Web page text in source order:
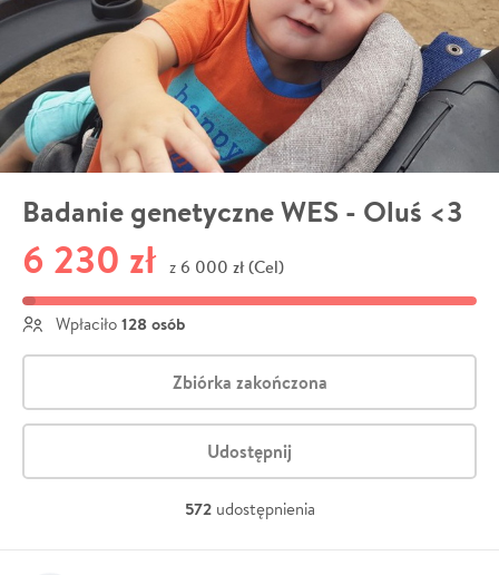
Badanie genetyczne WES - Oluś <3
6 230 zł z 6 000 zł (Cel)
Wpłaciło 128 osób
Zbiórka zakończona
Udostępnij
572 udostępnienia